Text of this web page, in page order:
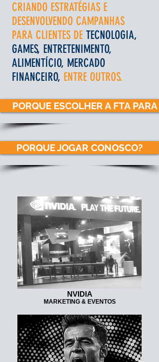
CRIANDO ESTRATÉGIAS E
DESENVOLVENDO CAMPANHAS
PARA CLIENTES DE TECNOLOGIA,
GAMES, ENTRETENIMENTO,
ALIMENTÍCIO, MERCADO
FINANCEIRO, ENTRE OUTROS.
PORQUE JOGAR CONOSCO?
NVIDIA
MARKETING & EVENTOS
PORQUE ESCOLHER A FTA